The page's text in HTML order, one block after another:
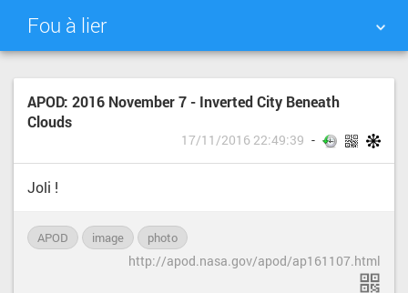
Fou à lier
NUAGE DE TAGS MUR D'IMAGES
RECHERCHER
APOD: 2016 November 7 - Inverted City Beneath
Clouds
17/11/2016 22:49:39
Joli !
APOD image photo
http://apod.nasa.gov/apod/ap161107.html